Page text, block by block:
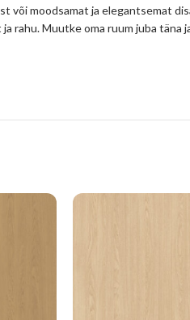
moodsamat ja elegantsemat
Muutke oma ruum juba täna